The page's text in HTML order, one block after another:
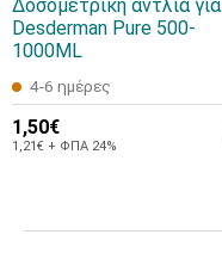
Δοσομετρική αντλία για
Desderman Pure 500-
1000ML
4-6 ημέρες
1,50€
1,21€ + ΦΠΑ 24%